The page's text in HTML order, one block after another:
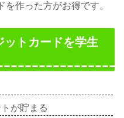
作った方がお得です。
ットカードを学生
が貯まる